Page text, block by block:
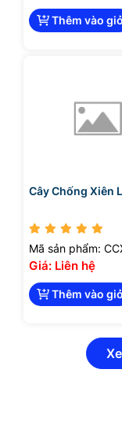
Thêm vào giỏ
Cây Chống Xiên
Mã sản phẩm:
Giá: Liên hệ
Thêm vào giỏ